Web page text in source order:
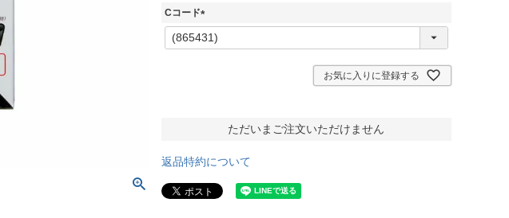
Cコード
(
必
お気に入りに登録する
ただいまご注文いただけません
返品特約について